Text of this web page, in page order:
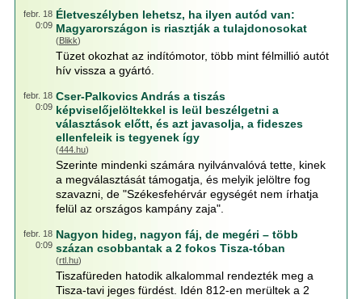
febr. 18
0:09
Életveszélyben lehetsz, ha ilyen autód van:
Magyarországon is riasztják a tulajdonosokat
(Blikk)
Tüzet okozhat az indítómotor, több mint félmillió autót
hív vissza a gyártó.
febr. 18
0:09
Cser-Palkovics András a tiszás
képviselőjelöltekkel is leül beszélgetni a
választások előtt, és azt javasolja, a fideszes
ellenfeleik is tegyenek így
(444.hu)
Szerinte mindenki számára nyilvánvalóvá tette, kinek
a megválasztását támogatja, és melyik jelöltre fog
szavazni, de "Székesfehérvár egységét nem írhatja
felül az országos kampány zaja".
febr. 18
0:09
Nagyon hideg, nagyon fáj, de megéri – több
százan csobbantak a 2 fokos Tisza-tóban
(rtl.hu)
Tiszafüreden hatodik alkalommal rendezték meg a
Tisza-tavi jeges fürdést. Idén 812-en merültek a 2